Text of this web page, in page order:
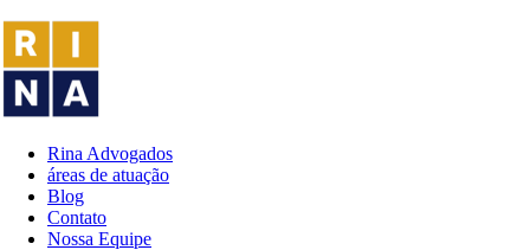
Rina Advogados
áreas de atuação
Blog
Contato
Nossa Equipe